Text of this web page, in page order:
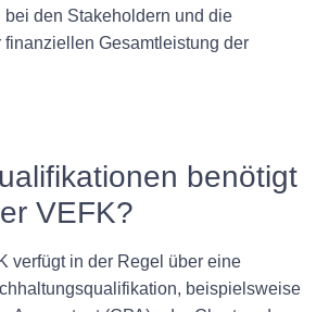
bei den Stakeholdern und die
finanziellen Gesamtleistung der
benötigt
VEFK?
verfügt in der Regel über eine
beispielsweise